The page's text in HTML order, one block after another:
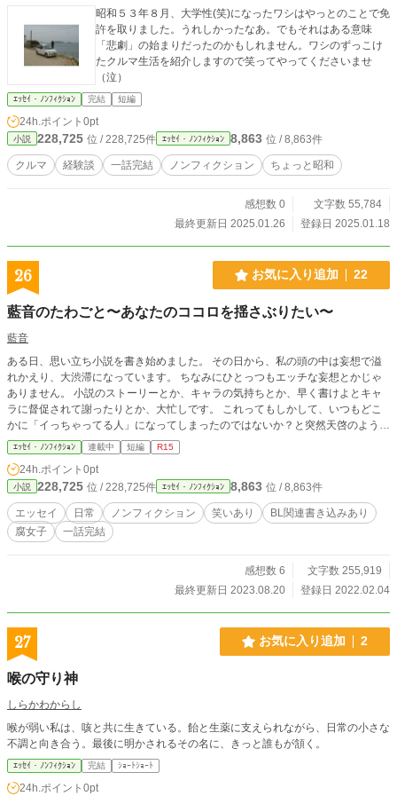
昭和５３年８月、大学性(笑)になったワシはやっとのことで免
許を取りました。うれしかったなあ。でもそれはある意味
「悲劇」の始まりだったのかもしれません。ワシのずっこけ
たクルマ生活を紹介しますので笑ってやってくださいませ
（泣）
ｴｯｾｲ・ﾉﾝﾌｨｸｼｮﾝ 完結 短編
24h.ポイント 0pt
小説 228,725 位 / 228,725件 ｴｯｾｲ・ﾉﾝﾌｨｸｼｮﾝ 8,863 位 / 8,863件
クルマ 経験談 一話完結 ノンフィクション ちょっと昭和
感想数 0
文字数 55,784
最終更新日 2025.01.26
登録日 2025.01.18
26 お気に入り追加 22
藍音のたわごと〜あなたのココロを揺さぶりたい〜
藍音
ある日、思い立ち小説を書き始めました。 その日から、私の頭の中は妄想で溢
れかえり、大渋滞になっています。 ちなみにひとっつもエッチな妄想とかじゃ
ありません。 小説のストーリーとか、キャラの気持ちとか、早く書けよとキャ
ラに督促されて謝ったりとか、大忙しです。 これってもしかして、いつもどこ
かに「イっちゃってる人」になってしまったのではないか？と突然天啓のように
閃きました。 私を正常な社会生活に戻すために、どうしようと試行錯誤してい
たのですが、女神様（コメントをくださる読者様）から、さらなる天啓をいただ
きまして、エッセイを書くことにしました。 多分、面白いと思います。（趣味
の校正作業を進めている時に、私は大笑いしました） そして、時々真面目だっ
たりします。 タイトルに（わ）笑いあり、（ま）真面目な話とつけようかと真
剣に考えましたが、そんな作品見たことないのでやめました。 一応、1話完結の
形を取っていますので、好きなところから読んでいただいて大丈夫だと思いま
ｴｯｾｲ・ﾉﾝﾌｨｸｼｮﾝ 連載中 短編 R15
24h.ポイント 0pt
小説 228,725 位 / 228,725件 ｴｯｾｲ・ﾉﾝﾌｨｸｼｮﾝ 8,863 位 / 8,863件
エッセイ 日常 ノンフィクション 笑いあり
BL関連書き込みあり
腐女子
一話完結
感想数 6
文字数 255,919
最終更新日 2023.08.20
登録日 2022.02.04
27 お気に入り追加 2
喉の守り神
しらかわからし
喉が弱い私は、咳と共に生きている。飴と生薬に支えられながら、日常の小さな
不調と向き合う。最後に明かされるその名に、きっと誰もが頷く。
ｴｯｾｲ・ﾉﾝﾌｨｸｼｮﾝ 完結 ｼｮｰﾄｼｮｰﾄ
24h.ポイント 0pt